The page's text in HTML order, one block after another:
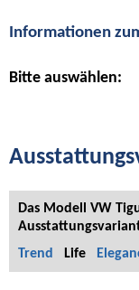
Informationen
Bitte auswählen:
Das Modell VW
Trend
Life